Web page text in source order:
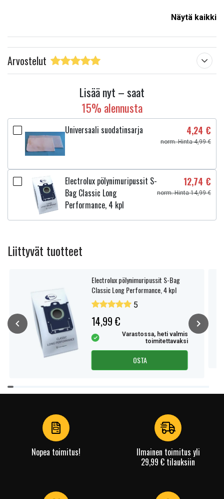
Näytä kaikki
Arvostelut
Lisää nyt – saat
15% alennusta
Universaali suodatinsarja 4,24 €
norm. Hinta 4,99 €
Electrolux pölynimuripussit S-
Bag Classic Long
Performance, 4 kpl
12,74 €
norm. Hinta 14,99 €
Liittyvät tuotteet
Electrolux pölynimuripussit S-Bag
Classic Long Performance, 4 kpl
5
14,99 €
Varastossa, heti valmis
toimitettavaksi
OSTA
Item
1
Nopea toimitus!
Ilmainen toimitus yli
29,99 € tilauksiin